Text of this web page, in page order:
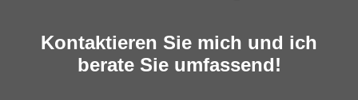
Kontaktieren Sie mich und ich
berate Sie umfassend!